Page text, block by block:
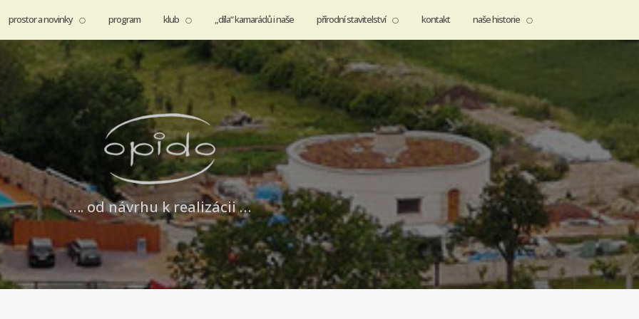
prostor a novinky program klub „díla“ kamarádů i naše přírodní stavitelství kontakt naše historie
…. od návrhu k realizácii …